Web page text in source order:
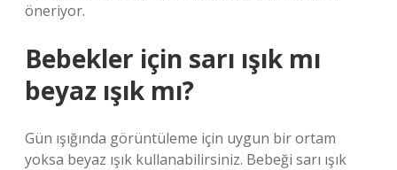
öneriyor.
Bebekler için sarı ışık mı
beyaz ışık mı?
Gün ışığında görüntüleme için uygun bir ortam
yoksa beyaz ışık kullanabilirsiniz. Bebeği sarı ışık